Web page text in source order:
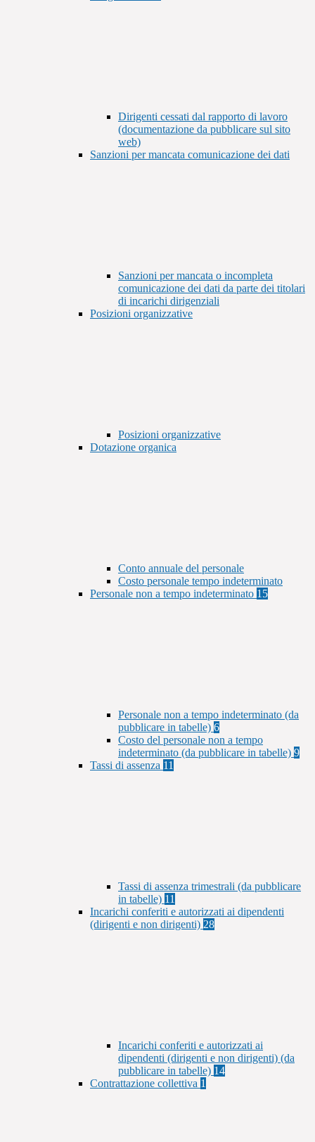
Dirigenti cessati dal rapporto di lavoro
(documentazione da pubblicare sul sito
web)
Sanzioni per mancata comunicazione dei dati
Sanzioni per mancata o incompleta
comunicazione dei dati da parte dei titolari
di incarichi dirigenziali
Posizioni organizzative
Posizioni organizzative
Dotazione organica
Conto annuale del personale
Costo personale tempo indeterminato
Personale non a tempo indeterminato 15
Personale non a tempo indeterminato (da
pubblicare in tabelle) 6
Costo del personale non a tempo
indeterminato (da pubblicare in tabelle) 9
Tassi di assenza 11
Tassi di assenza trimestrali (da pubblicare
in tabelle) 11
Incarichi conferiti e autorizzati ai dipendenti
(dirigenti e non dirigenti) 28
Incarichi conferiti e autorizzati ai
dipendenti (dirigenti e non dirigenti) (da
pubblicare in tabelle) 14
Contrattazione collettiva 1